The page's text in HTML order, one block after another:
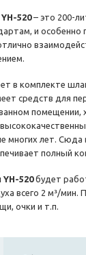
520– это 200-
и
в комплекте
средств для
многих лет.
полный
520будет
всего 2 м³/
очки и т.п.